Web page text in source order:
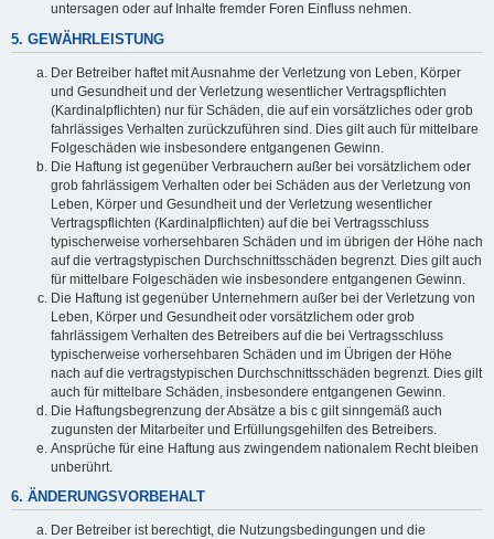
untersagen oder auf Inhalte fremder Foren Einfluss nehmen.
5. GEWÄHRLEISTUNG
Der Betreiber haftet mit Ausnahme der Verletzung von Leben, Körper
und Gesundheit und der Verletzung wesentlicher Vertragspflichten
(Kardinalpflichten) nur für Schäden, die auf ein vorsätzliches oder grob
fahrlässiges Verhalten zurückzuführen sind. Dies gilt auch für mittelbare
Folgeschäden wie insbesondere entgangenen Gewinn.
Die Haftung ist gegenüber Verbrauchern außer bei vorsätzlichem oder
grob fahrlässigem Verhalten oder bei Schäden aus der Verletzung von
Leben, Körper und Gesundheit und der Verletzung wesentlicher
Vertragspflichten (Kardinalpflichten) auf die bei Vertragsschluss
typischerweise vorhersehbaren Schäden und im übrigen der Höhe nach
auf die vertragstypischen Durchschnittsschäden begrenzt. Dies gilt auch
für mittelbare Folgeschäden wie insbesondere entgangenen Gewinn.
Die Haftung ist gegenüber Unternehmern außer bei der Verletzung von
Leben, Körper und Gesundheit oder vorsätzlichem oder grob
fahrlässigem Verhalten des Betreibers auf die bei Vertragsschluss
typischerweise vorhersehbaren Schäden und im Übrigen der Höhe
nach auf die vertragstypischen Durchschnittsschäden begrenzt. Dies gilt
auch für mittelbare Schäden, insbesondere entgangenen Gewinn.
Die Haftungsbegrenzung der Absätze a bis c gilt sinngemäß auch
zugunsten der Mitarbeiter und Erfüllungsgehilfen des Betreibers.
Ansprüche für eine Haftung aus zwingendem nationalem Recht bleiben
unberührt.
6. ÄNDERUNGSVORBEHALT
Der Betreiber ist berechtigt, die Nutzungsbedingungen und die